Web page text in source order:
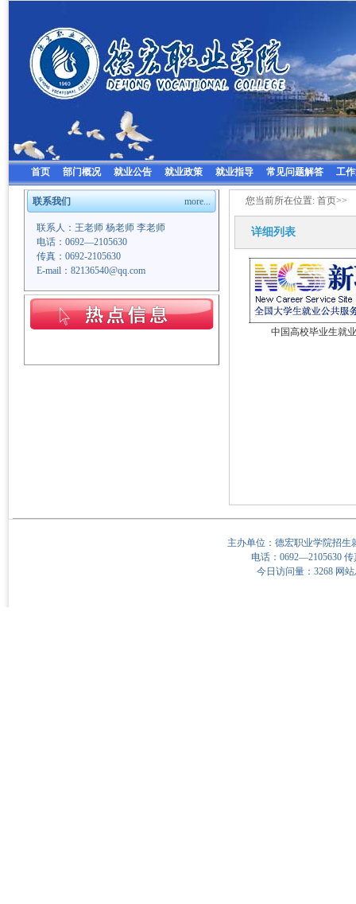
首页 部门概况 就业公告 就业政策 就业指导 常见问题解答 工
联系我们 more...
联系人：王老师 杨老师 李老师
电话：0692—2105630
传真：0692-2105630
E-mail：82136540@qq.com
您当前所在位置: 首页>>
详细列表
中国高校毕业生就
主办单位：德宏职业学院招生
电话：0692—2105630
今日访问量：3268 网